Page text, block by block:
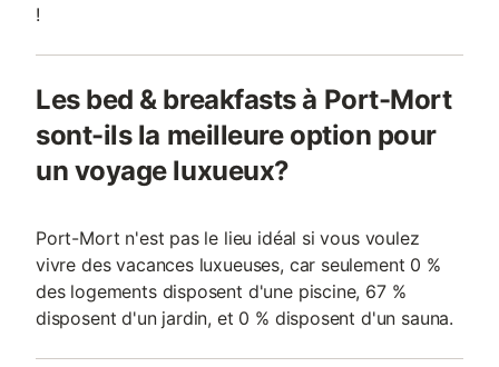
!
Les bed & breakfasts à Port-Mort
sont-ils la meilleure option pour
un voyage luxueux?
Port-Mort n'est pas le lieu idéal si vous voulez
vivre des vacances luxueuses, car seulement 0 %
des logements disposent d'une piscine, 67 %
disposent d'un jardin, et 0 % disposent d'un sauna.